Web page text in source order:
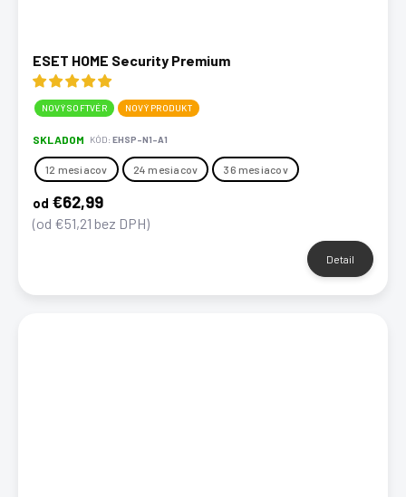
ESET HOME Security Premium
NOVÝ PRODUKT
NOVÝ SOFTVÉR
SKLADOM KÓD: EHSP-N1-A1
12 mesiacov 24 mesiacov 36 mesiacov
od €62,99
(od €51,21 bez DPH)
Detail